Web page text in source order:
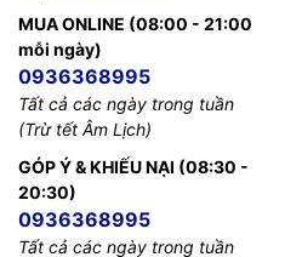
MUA ONLINE (08:00 - 21:00
mỗi ngày)
0936368995
Tất cả các ngày trong tuần
(Trừ tết Âm Lịch)
GÓP Ý & KHIẾU NẠI (08:30 -
20:30)
0936368995
Tất cả các ngày trong tuần